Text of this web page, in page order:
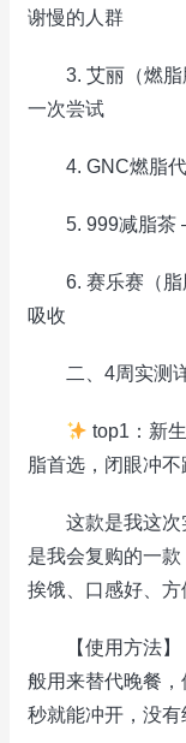
谢慢的人群
3. 艾丽（燃脂
一次尝试
4. GNC燃脂代
5. 999减脂茶
6. 赛乐赛（脂
吸收
二、4周实测
top1：新
脂首选，闭眼冲不
这款是我这次
是我会复购的一
挨饿、口感好、方
【使用方法】
般用来替代晚餐
秒就能冲开，没有